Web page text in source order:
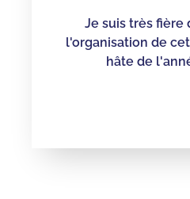
Je suis très fière
l'organisation de
hâte de